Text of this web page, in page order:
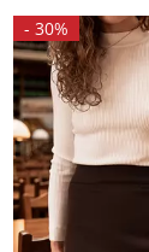
- 30%